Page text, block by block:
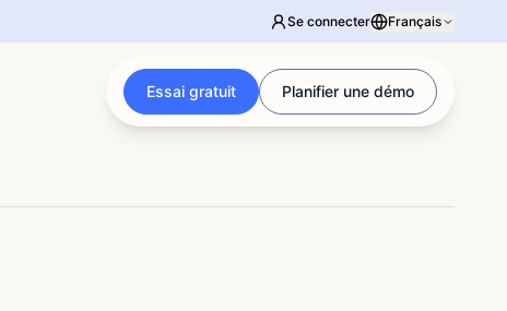
Se connecter Français
Essai gratuit Planifier une démo